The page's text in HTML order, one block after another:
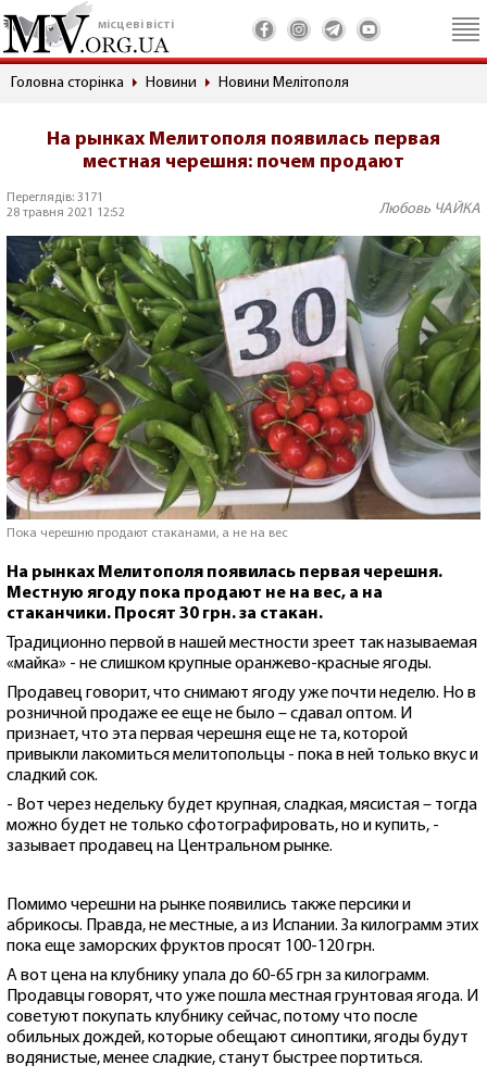
місцеві вісті
Головна сторінка Новини Новини Мелітополя
На рынках Мелитополя появилась первая
местная черешня: почем продают
Переглядів: 3171
28 травня 2021 12:52
Любовь ЧАЙКА
Пока черешню продают стаканами, а не на вес
На рынках Мелитополя появилась первая черешня.
Местную ягоду пока продают не на вес, а на
стаканчики. Просят 30 грн. за стакан.
Традиционно первой в нашей местности зреет так называемая
«майка» - не слишком крупные оранжево-красные ягоды.
Продавец говорит, что снимают ягоду уже почти неделю. Но в
розничной продаже ее еще не было – сдавал оптом. И
признает, что эта первая черешня еще не та, которой
привыкли лакомиться мелитопольцы - пока в ней только вкус и
сладкий сок.
- Вот через недельку будет крупная, сладкая, мясистая – тогда
можно будет не только сфотографировать, но и купить, -
зазывает продавец на Центральном рынке.
Помимо черешни на рынке появились также персики и
абрикосы. Правда, не местные, а из Испании. За килограмм этих
пока еще заморских фруктов просят 100-120 грн.
А вот цена на клубнику упала до 60-65 грн за килограмм.
Продавцы говорят, что уже пошла местная грунтовая ягода. И
советуют покупать клубнику сейчас, потому что после
обильных дождей, которые обещают синоптики, ягоды будут
водянистые, менее сладкие, станут быстрее портиться.